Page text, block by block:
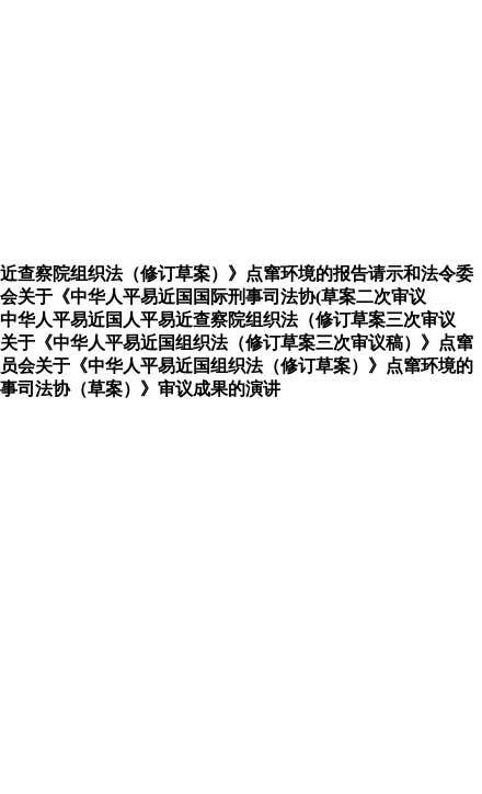
察院组织法（修订草案）》点窜环境的报告请示和法令委
关于《中华人平易近国国际刑事司法协(草案二次审议
华人平易近国人平易近查察院组织法（修订草案三次审议
于《中华人平易近国组织法（修订草案三次审议稿）》点窜
会关于《中华人平易近国组织法（修订草案）》点窜环境的
司法协（草案）》审议成果的演讲